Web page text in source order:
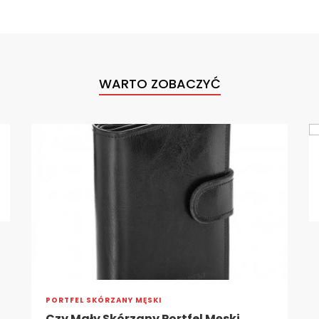
WARTO ZOBACZYĆ
AKCESORIA SKÓRZANE